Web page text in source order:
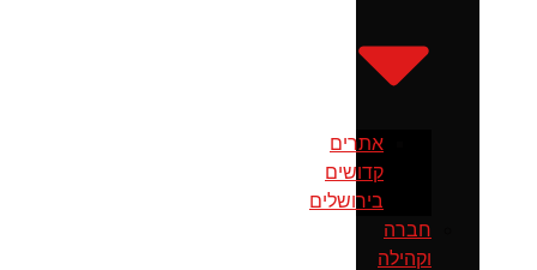
אתרים
קדושים
בירושלים
חברה
וקהילה